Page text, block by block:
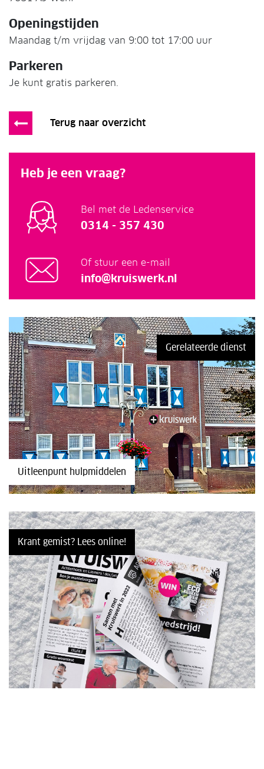
Openingstijden
Maandag t/m vrijdag van 9:00 tot 17:00 uur
Parkeren
Je kunt gratis parkeren.
Terug naar overzicht
Heb je een vraag?
Bel met de Ledenservice
0314 - 357 430
Of stuur een e-mail
info@kruiswerk.nl
Gerelateerde dienst
Uitleenpunt hulpmiddelen
Krant gemist? Lees online!